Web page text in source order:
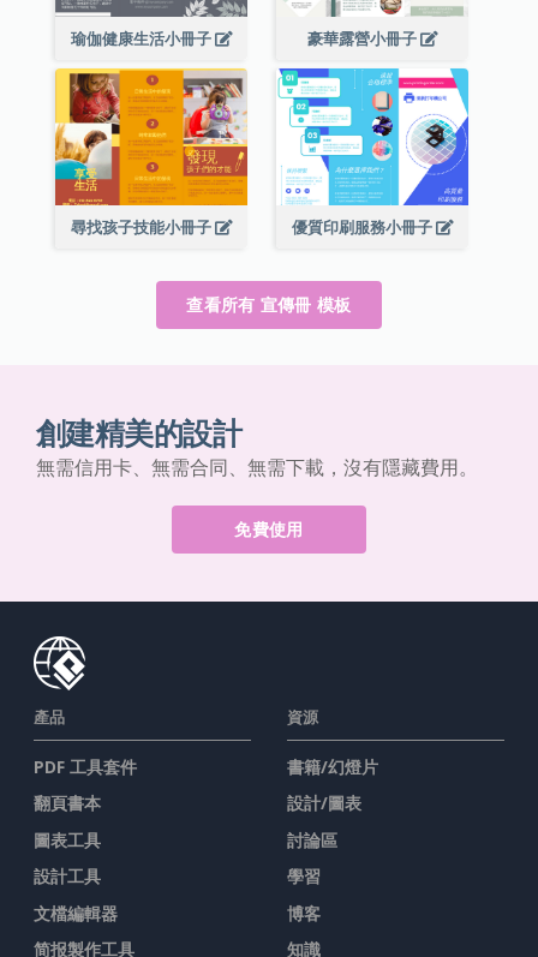
瑜伽健康生活小冊子 豪華露營小冊子
尋找孩子技能小冊子 優質印刷服務小冊子
查看所有 宣傳冊 模板
創建精美的設計
無需信用卡、無需合同、無需下載，沒有隱藏費用。
免費使用
產品
PDF 工具套件
翻頁書本
圖表工具
設計工具
文檔編輯器
简报製作工具
資源
書籍/幻燈片
設計/圖表
討論區
學習
博客
知識